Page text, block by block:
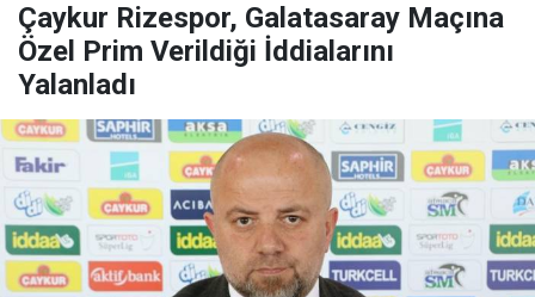
Çaykur Rizespor, Galatasaray Maçına
Özel Prim Verildiği İddialarını
Yalanladı